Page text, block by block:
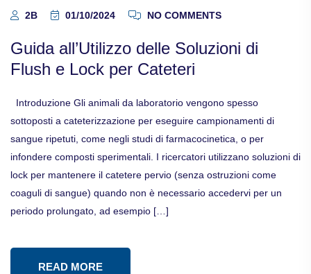
2B 01/10/2024 NO COMMENTS
Guida all’Utilizzo delle Soluzioni di
Flush e Lock per Cateteri
Introduzione Gli animali da laboratorio vengono spesso
sottoposti a cateterizzazione per eseguire campionamenti di
sangue ripetuti, come negli studi di farmacocinetica, o per
infondere composti sperimentali. I ricercatori utilizzano soluzioni di
lock per mantenere il catetere pervio (senza ostruzioni come
coaguli di sangue) quando non è necessario accedervi per un
periodo prolungato, ad esempio […]
READ MORE